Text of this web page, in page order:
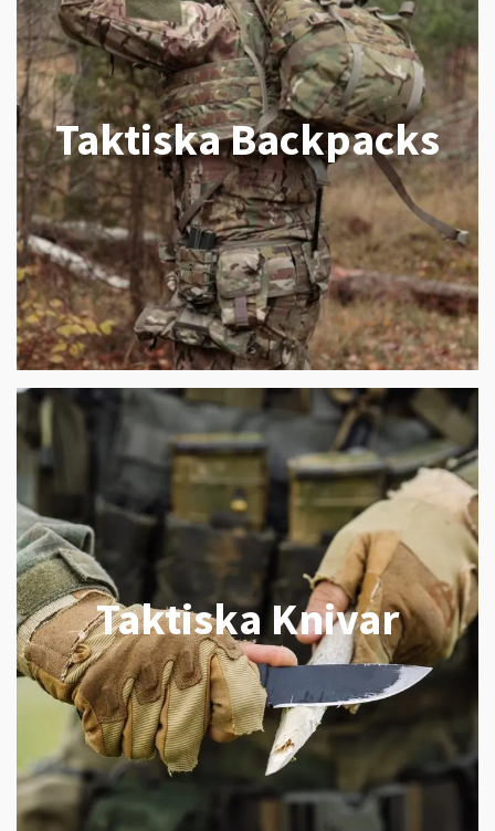
Taktiska Backpacks
Taktiska Knivar